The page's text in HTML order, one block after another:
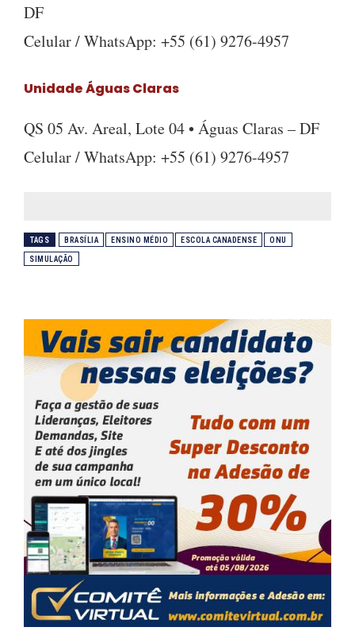
DF
Celular / WhatsApp: +55 (61) 9276-4957
Unidade Águas Claras
QS 05 Av. Areal, Lote 04 • Águas Claras – DF
Celular / WhatsApp: +55 (61) 9276-4957
TAGS BRASÍLIA ENSINO MÉDIO ESCOLA CANADENSE ONU
SIMULAÇÃO